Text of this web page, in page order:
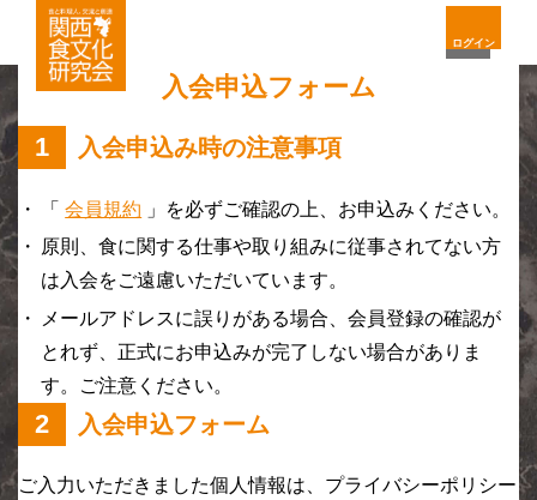
ログイン
入会申込フォーム
1 入会申込み時の注意事項
「会員規約 」を必ずご確認の上、お申込みください。
原則、食に関する仕事や取り組みに従事されてない方
は入会をご遠慮いただいています。
メールアドレスに誤りがある場合、会員登録の確認が
とれず、正式にお申込みが完了しない場合がありま
す。ご注意ください。
2 入会申込フォーム
ご入力いただきました個人情報は、プライバシーポリシー